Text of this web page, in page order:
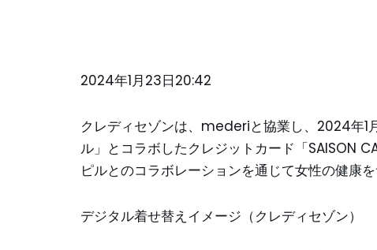
2024年1月23日20:42
クレディセゾンは、mederiと協業し、2024年1
ル」とコラボしたクレジットカード「SAISON
ピルとのコラボレーションを通じて女性の健康を
デジタル着せ替えイメージ（クレディセゾン）